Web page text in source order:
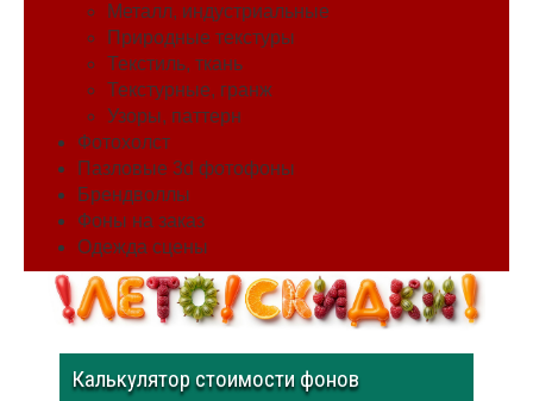
Металл, индустриальные
Природные текстуры
Текстиль, ткань
Текстурные, гранж
Узоры, паттерн
Фотохолст
Пазловые 3d фотофоны
Брендволлы
Фоны на заказ
Одежда сцены
Калькулятор стоимости фонов